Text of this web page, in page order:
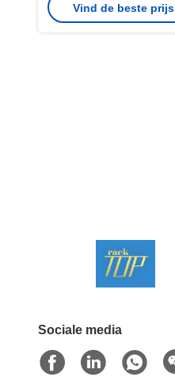
de Draadnetwerk
Vind de beste prijs
Sociale media